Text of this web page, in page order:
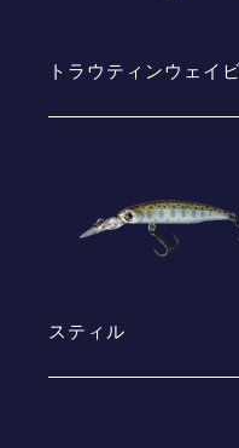
トラウティンウェイ
スティル